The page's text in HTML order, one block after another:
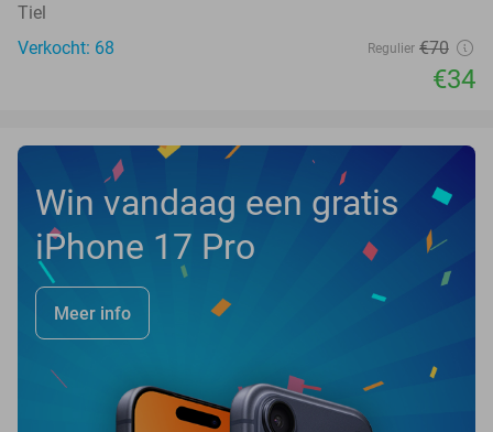
Tiel
Verkocht: 68
Regulier €70
€34
Win vandaag een gratis
iPhone 17 Pro
Meer info